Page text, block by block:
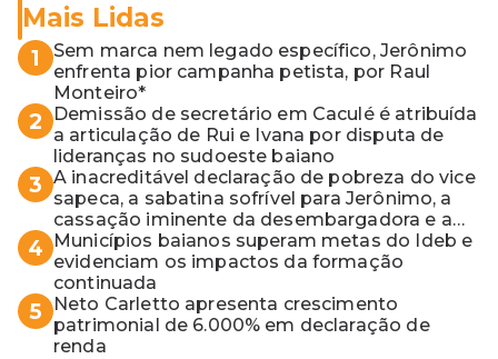
Mais Lidas
1
Sem marca nem legado específico, Jerônimo
enfrenta pior campanha petista, por Raul
Monteiro*
2
Demissão de secretário em Caculé é atribuída
a articulação de Rui e Ivana por disputa de
lideranças no sudoeste baiano
3 A inacreditável declaração de pobreza do vice
sapeca, a sabatina sofrível para Jerônimo, a
cassação iminente da desembargadora e a
vaga do Quinto para o MP baiano
4
Municípios baianos superam metas do Ideb e
evidenciam os impactos da formação
continuada
5
Neto Carletto apresenta crescimento
patrimonial de 6.000% em declaração de
renda